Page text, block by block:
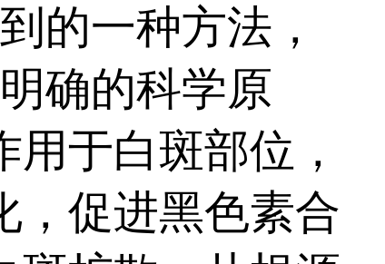
的一种方法，
确的科学原
于白斑部位，
，促进黑色素合